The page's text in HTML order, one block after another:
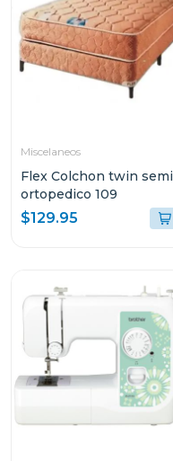
Miscelaneos
Flex Colchon twin semi
ortopedico 109
$129.95